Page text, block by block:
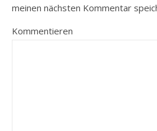
meinen nächsten Kommentar
Kommentieren